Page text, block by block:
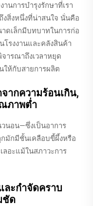
นการบำรุงรักษาที่เรา
งสิ่งหนึ่งที่น่าสนใจ นั่นคือ
ดเล็กมีบทบาทในการก่อ
รงงานและคลังสินค้า
ารณาถึงเวลาหยุด
ให้กับสายการผลิต
ากความร้อนเกิน,
ภาพต่ำ
นอน—ซึ่งเป็นอาการ
มักมีชั้นเคลือบขี้ผึ้งหรือ
ลอะแม้ในสภาวะการ
ละกำจัดคราบ
ชัด